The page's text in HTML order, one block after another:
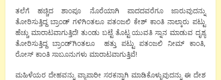
ತಲೆಗೆ ಹಚ್ಚಿದ ಶಾಂಪೂ ನೊರೆಯಾಗಿ ಪಾದದವರೆಗೂ ಜಾರುವುದನ್ನು
ತೋರಿಸುತ್ತಿದ್ದ ಬ್ರಾಂಡ್ ಗಳಿಗಿಂತಲೂ ಪತಂಜಲಿ ಕೇಶ್ ಕಾಂತಿ ನಾಲ್ಕಾರು ಪಟ್ಟು
ಹೆಚ್ಚು ಮಾರಾಟವಾಗುತ್ತಿದೆ! ತುಂಡು ಬಟ್ಟೆ ತೊಟ್ಟ ಯುವತಿ ಸ್ನಾನ ಮಾಡುವ ದೃಶ್ಯ
ತೋರಿಸುತ್ತಿದ್ದ ಬ್ರಾಂಡ್’ಗಿಂತಲೂ ಹತ್ತು ಪಟ್ಟು ಪತಂಜಲಿ ನೀಮ್ ಕಾಂತಿ,
ರೋಸ್ ಕಾಂತಿ ಸಾಬೂನುಗಳು ಮಾರಾಟವಾಗುತ್ತಿವೆ!
ಮಹಿಳೆಯರ ದೇಹವನ್ನು ವ್ಯಾಪಾರೀ ಸರಕನ್ನಾಗಿ ಮಾಡಿಕೊಳ್ಳುವುದನ್ನು ಈ ದೇಶ